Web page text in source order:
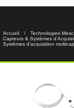
Accueil
Technologies
Capteurs & Systèmes
Systèmes d'acquisition